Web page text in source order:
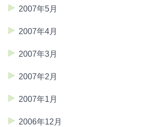
2007年5月
2007年4月
2007年3月
2007年2月
2007年1月
2006年12月